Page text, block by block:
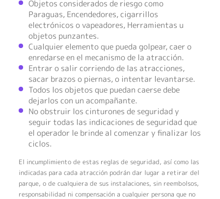
Objetos considerados de riesgo como
Paraguas, Encendedores, cigarrillos
electrónicos o vapeadores, Herramientas u
objetos punzantes.
Cualquier elemento que pueda golpear, caer o
enredarse en el mecanismo de la atracción.
Entrar o salir corriendo de las atracciones,
sacar brazos o piernas, o intentar levantarse.
Todos los objetos que puedan caerse debe
dejarlos con un acompañante.
No obstruir los cinturones de seguridad y
seguir todas las indicaciones de seguridad que
el operador le brinde al comenzar y finalizar los
ciclos.
El incumplimiento de estas reglas de seguridad, así como las
indicadas para cada atracción podrán dar lugar a retirar del
parque, o de cualquiera de sus instalaciones, sin reembolsos,
responsabilidad ni compensación a cualquier persona que no